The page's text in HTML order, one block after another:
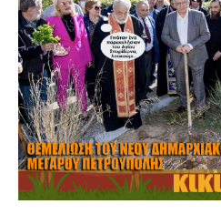
ΜΕΤΡΟ: ΣΤΑΣΗ ΕΡΓΑΣΙΑΣ ΣΤΙΣ
23 Μαρτίου 2023
maxitis-
online
0